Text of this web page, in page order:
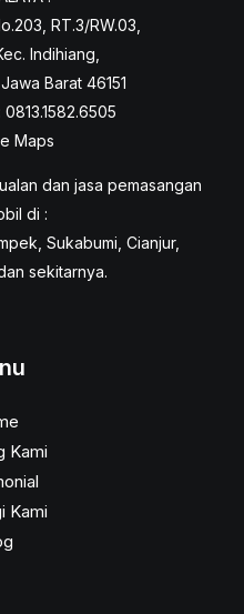
RT.3/RW.03,
Indihiang,
Barat 46151
Maps
dan jasa pemasangan
di :
Sukabumi, Cianjur,
sekitarnya.
Kami
Kami